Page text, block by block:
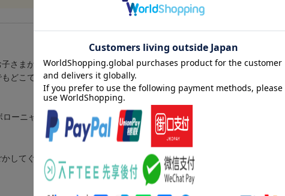
まが持ち歩きできるサイズの、あそびのおうさまおでかけ版です。す
どこでも発揮できます。
ーニャ児童賞・大賞受賞。
してぐるぐるぐるっとかいていると、きもちがうきうきしてくるよ。わ